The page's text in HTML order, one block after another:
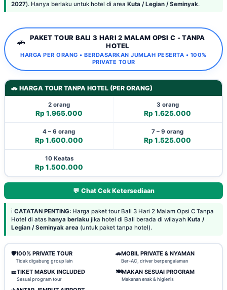
2027). Hanya berlaku untuk hotel di area Kuta / Legian / Seminyak.
🚗
PAKET TOUR BALI 3 HARI 2 MALAM OPSI C - TANPA
HOTEL
HARGA PER ORANG • BERDASARKAN JUMLAH PESERTA • 100%
PRIVATE TOUR
🚗 HARGA TOUR TANPA HOTEL (PER ORANG)
2 orang
Rp 1.965.000
3 orang
Rp 1.625.000
4 – 6 orang
Rp 1.600.000
7 – 9 orang
Rp 1.525.000
10 Keatas
Rp 1.500.000
💬 Chat Cek Ketersediaan
ℹ️ CATATAN PENTING: Harga paket tour Bali 3 Hari 2 Malam Opsi C Tanpa
Hotel di atas hanya berlaku jika hotel di Bali berada di wilayah Kuta /
Legian / Seminyak area (untuk paket tanpa hotel).
🛡️100% PRIVATE TOUR
Tidak digabung group lain
🚗MOBIL PRIVATE & NYAMAN
Ber-AC, driver berpengalaman
🎫TIKET MASUK INCLUDED
Sesuai program tour
🍽️MAKAN SESUAI PROGRAM
Makanan enak & higienis